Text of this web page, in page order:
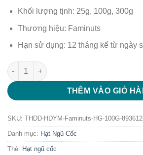
Khối lượng tịnh: 25g, 100g, 300g
Thương hiệu: Faminuts
Hạn sử dụng: 12 tháng kể từ ngày
Thanh hạt dinh dưỡng hạt điều - Yến
THÊM VÀO GIỎ
SKU: THDD-HDYM-Faminuts-HG-100G-
Danh mục: Hạt Ngũ Cốc
Thẻ: Hạt ngũ cốc